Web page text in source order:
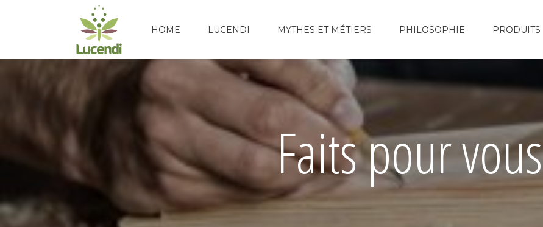
HOME LUCENDI MYTHES ET MÉTIERS PHILOSOPHIE PRODUITS
Faits pour vous